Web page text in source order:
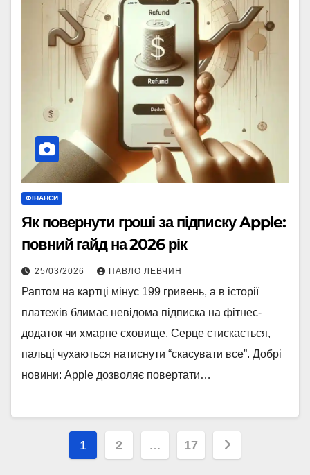
ФІНАНСИ
Як повернути гроші за підписку Apple:
повний гайд на 2026 рік
25/03/2026 ПАВЛО ЛЕВЧИН
Раптом на картці мінус 199 гривень, а в історії
платежів блимає невідома підписка на фітнес-
додаток чи хмарне сховище. Серце стискається,
пальці чухаються натиснути “скасувати все”. Добрі
новини: Apple дозволяє повертати…
Пагінація
1 2 … 17